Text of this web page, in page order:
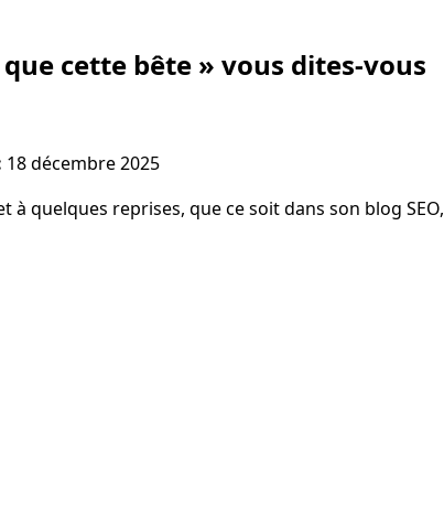
que cette bête » vous dites-vous
18 décembre 2025
à quelques reprises, que ce soit dans son blog SEO,